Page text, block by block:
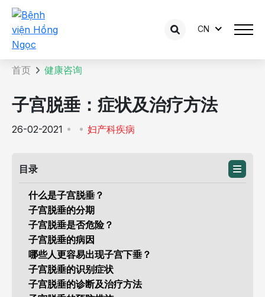
CN
咨询内容详情
首页 健康咨询
子宫脱垂：症状及治疗方法
26-02-2021 妇产科疾病
目录
什么是子宫脱垂？
子宫脱垂的分期
子宫脱垂是否危险？
子宫脱垂的病因
哪些人更容易出现子宫下垂？
子宫脱垂的识别症状
子宫脱垂的诊断及治疗方法